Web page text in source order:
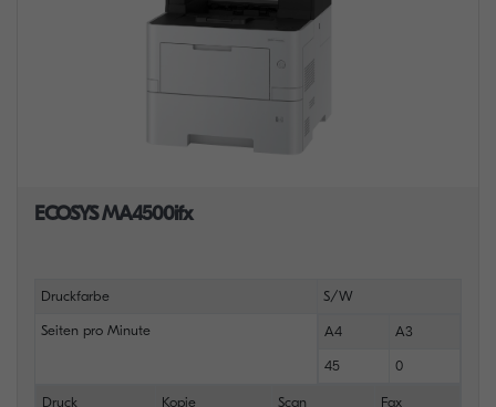
ECOSYS MA4500ifx
Druckfarbe S/W
Seiten pro Minute A4 A3
45 0
Druck Kopie Scan Fax